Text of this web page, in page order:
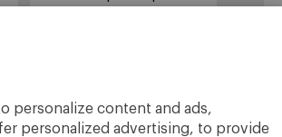
personalize content and ads,
personalized advertising, to provide
missió Motivació